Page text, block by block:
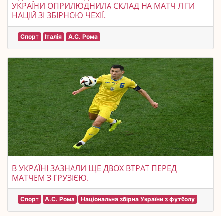
УКРАЇНИ ОПРИЛЮДНИЛА СКЛАД НА МАТЧ ЛІГИ
НАЦІЙ ЗІ ЗБІРНОЮ ЧЕХІЇ.
Спорт Італія А.С. Рома
В УКРАЇНІ ЗАЗНАЛИ ЩЕ ДВОХ ВТРАТ ПЕРЕД
МАТЧЕМ З ГРУЗІЄЮ.
Спорт А.С. Рома Національна збірна України з футболу